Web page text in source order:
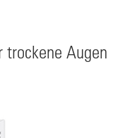
trockene Augen